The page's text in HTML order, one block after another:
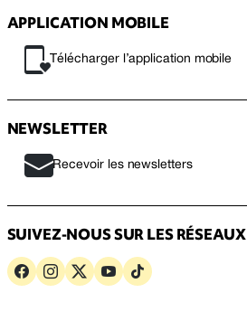
APPLICATION MOBILE
Télécharger l’application mobile
NEWSLETTER
Recevoir les newsletters
SUIVEZ-NOUS SUR LES RÉSEAUX